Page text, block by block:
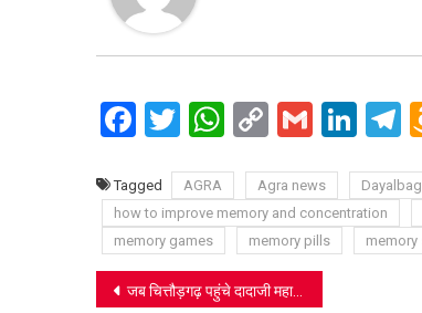
Facebook
TwitterWhatsApp
CopyGmail
Tagged AGRA Agra news
how to improve memory and concentration
memory games
memory pills memory
Post
जब चित्तौड़गढ़ पहुंचे दादाजी महाराज, झंकृत हुए मन के साज